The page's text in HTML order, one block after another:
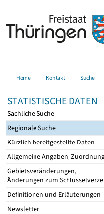
Home Kontakt Suche
STATISTISCHE DATEN
Sachliche Suche
Regionale Suche
Kürzlich bereitgestellte Daten
Allgemeine Angaben,
Gebietsveränderungen,
Änderungen zum
Definitionen und Erläuterungen
Newsletter